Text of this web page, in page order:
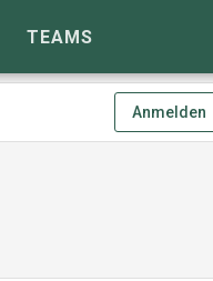
TEAMS
Anmelden